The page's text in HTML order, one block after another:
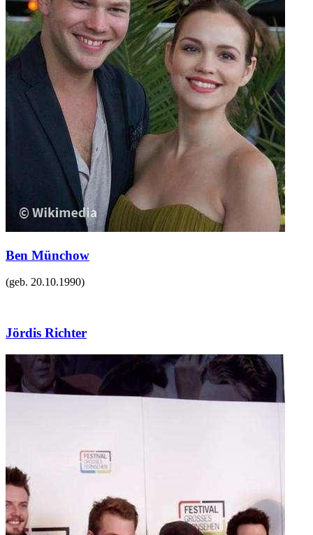
Ben Münchow
(geb. 20.10.1990)
Jördis Richter